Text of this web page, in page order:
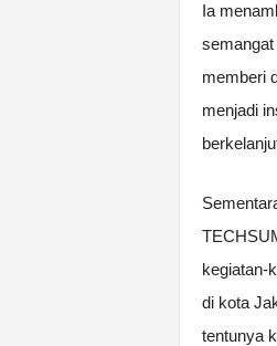
Ia
semangat
memberi
menjadi
kegiatan-
di kota
tentunya